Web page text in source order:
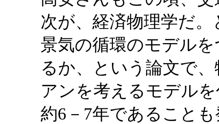
次が、経済物理学だ
景気の循環のモデル
るか、という論文で
アンを考えるモデル
約6－7年であること